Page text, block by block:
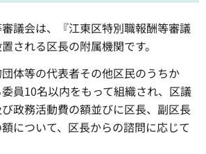
議会は、『江東区特別職報酬等審議
される区長の附属機関です。
体等の代表者その他区民のうちか
員10名以内をもって組織され、区議
政務活動費の額並びに区長、副区長
について、区長からの諮問に応じて